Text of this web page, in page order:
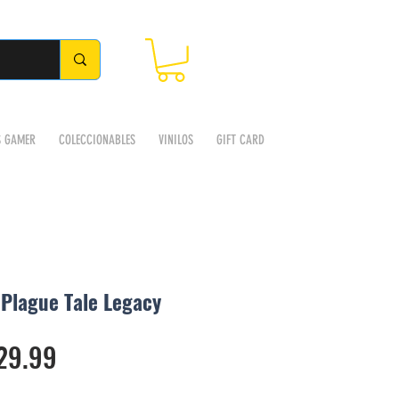
GAMER COLECCIONABLES VINILOS GIFT CARD
Tale Legacy